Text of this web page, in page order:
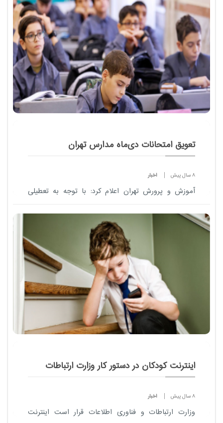
پردیس خودگر...
تعویق امتحانات دی‌ماه مدارس تهران
8 سال پیش اخبار
آموزش و پرورش تهران اعلام کرد: با توجه به تعطیلی
مبنی بر تأخیر یک هفته ای برای شروع امتحانات داخلی
دی ماه 96، با پیشنهاد مناطق موافقت می شود.
اینترنت کودکان در دستور کار وزارت ارتباطات
8 سال پیش اخبار
وزارت ارتباطات و فناوری اطلاعات قرار است اینترنت